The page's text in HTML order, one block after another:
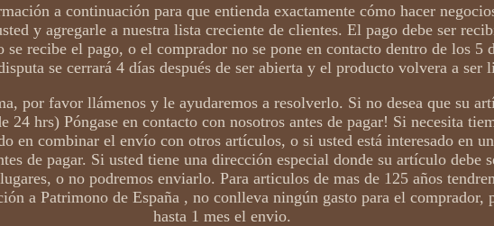
a continuación para que entienda exactamente cómo hacer
y agregarle a nuestra lista creciente de clientes. El pago debe ser
recibe el pago, o el comprador no se pone en contacto dentro de los 5
se cerrará 4 días después de ser abierta y el producto volvera a ser
por favor llámenos y le ayudaremos a resolverlo. Si no desea que su
24 hrs) Póngase en contacto con nosotros antes de pagar! Si necesita
en combinar el envío con otros artículos, o si usted está interesado en
de pagar. Si usted tiene una dirección especial donde su artículo debe
o no podremos enviarlo. Para articulos de mas de 125 años
a Patrimono de España , no conlleva ningún gasto para el comprador,
hasta 1 mes el envio.